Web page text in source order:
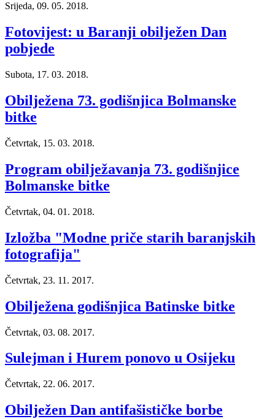
Srijeda, 09. 05. 2018.
Fotovijest: u Baranji obilježen Dan
pobjede
Subota, 17. 03. 2018.
Obilježena 73. godišnjica Bolmanske
bitke
Četvrtak, 15. 03. 2018.
Program obilježavanja 73. godišnjice
Bolmanske bitke
Četvrtak, 04. 01. 2018.
Izložba "Modne priče starih baranjskih
fotografija"
Četvrtak, 23. 11. 2017.
Obilježena godišnjica Batinske bitke
Četvrtak, 03. 08. 2017.
Sulejman i Hurem ponovo u Osijeku
Četvrtak, 22. 06. 2017.
Obilježen Dan antifašističke borbe